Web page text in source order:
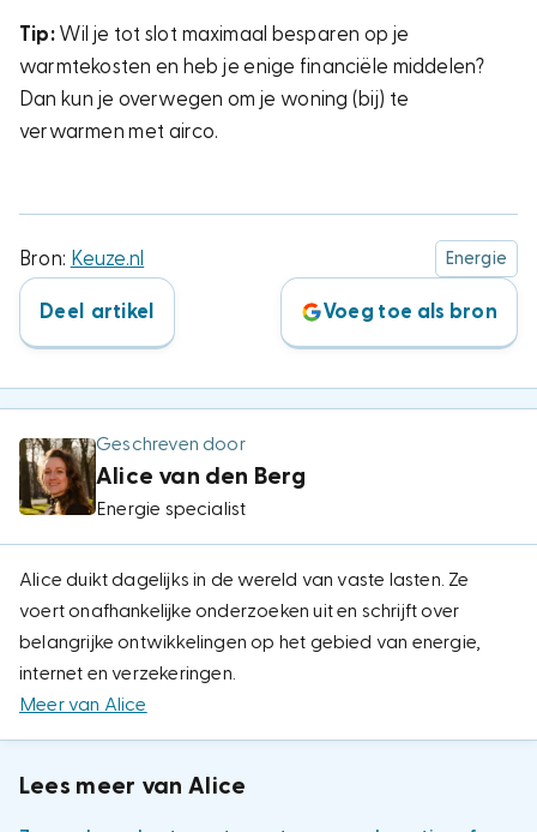
Tip: Wil je tot slot maximaal besparen op je
warmtekosten en heb je enige financiële middelen?
Dan kun je overwegen om je woning (bij) te
verwarmen met airco.
Bron: Keuze.nl Energie
Deel artikel Voeg toe als bron
Geschreven door
Alice van den Berg
Energie specialist
Alice duikt dagelijks in de wereld van vaste lasten. Ze
voert onafhankelijke onderzoeken uit en schrijft over
belangrijke ontwikkelingen op het gebied van energie,
internet en verzekeringen.
Meer van Alice
Lees meer van Alice